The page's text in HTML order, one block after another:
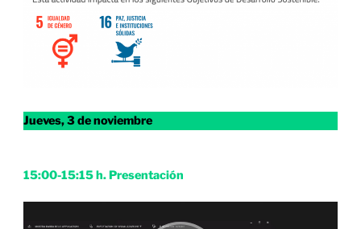
Jueves, 3 de noviembre
15:00-15:15 h. Presentación